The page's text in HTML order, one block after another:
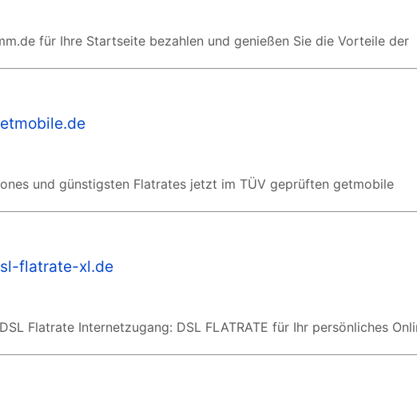
für Ihre Startseite bezahlen und genießen Sie die Vorteile der
und günstigsten Flatrates jetzt im TÜV geprüften getmobile
flatrate-xl.de
Flatrate Internetzugang: DSL FLATRATE für Ihr persönliches